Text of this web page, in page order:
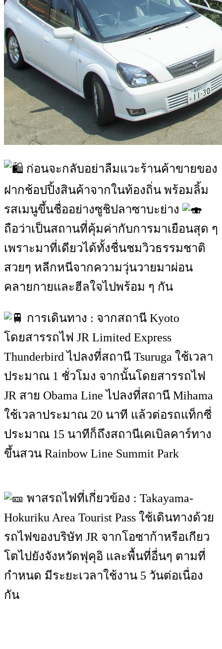
ก่อนจะกลับอย่าลืมแวะร้านค้าขายของ
ฝากช้อปปิ้งสินค้าจากในท้องถิ่น พร้อมลิ้ม
รสเมนูขึ้นชื่ออย่างซูชิปลาซาบะย่าง
ถือว่าเป็นสถานที่คุ้มค่ากับการมาเยือนสุด ๆ
เพราะมาที่เดียวได้ทั้งชื่นชมวิวธรรมชาติ
สวยๆ หลีกหนีจากความวุ่นวายมาผ่อน
คลายกายและฮีลใจไปพร้อม ๆ กัน
การเดินทาง : จากสถานี Kyoto
โดยสารรถไฟ JR Limited Express
Thunderbird ไปลงที่สถานี Tsuruga ใช้เวลา
ประมาณ 1 ชั่วโมง จากนั้นโดยสารรถไฟ
JR สาย Obama Line ไปลงที่สถานี Mihama
ใช้เวลาประมาณ 20 นาที แล้วต่อรถแท็กซี่
ประมาณ 15 นาทีก็ถึงสถานีเคเบิลคาร์ทาง
ขึ้นสวน Rainbow Line Summit Park
พาสรถไฟที่เกี่ยวข้อง : Takayama-
Hokuriku Area Tourist Pass ใช้เดินทางด้วย
รถไฟของบริษัท JR จากโอซาก้าหรือเกียว
โตไปยังจังหวัดฟุคุอิ และพื้นที่อื่นๆ ตามที่
กำหนด มีระยะเวลาใช้งาน 5 วันต่อเนื่อง
กัน